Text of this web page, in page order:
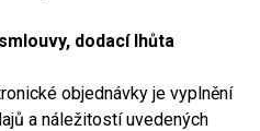
dodací lhůta
objednávky je vyplnění
a náležitostí uvedených